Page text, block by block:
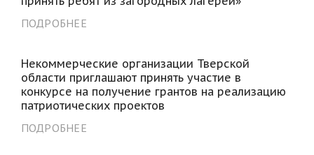
ПОДРОБНЕЕ
Некоммерческие организации Тверской
области приглашают принять участие в
конкурсе на получение грантов на реализацию
патриотических проектов
ПОДРОБНЕЕ